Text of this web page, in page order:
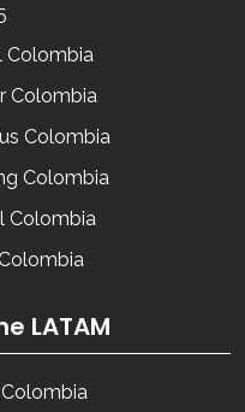
Colombia
Colombia
Colombia
Colombia
Colombia
LATAM